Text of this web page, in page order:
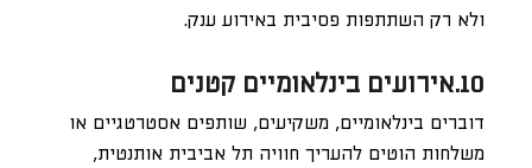
ולא רק השתתפות פסיבית באירוע ענק.
10.אירועים בינלאומיים קטנים
דוברים בינלאומיים, משקיעים, שותפים אסטרטגיים או
משלחות הוטים להעריך חוויה תל אביבית אותנטית,